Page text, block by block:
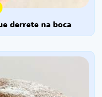
derrete na boca